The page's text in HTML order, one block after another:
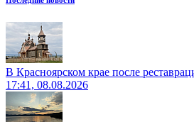
В Красноярском крае после
17:41, 08.08.2026